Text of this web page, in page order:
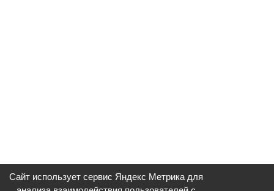
Сайт использует сервис Яндекс Метрика для